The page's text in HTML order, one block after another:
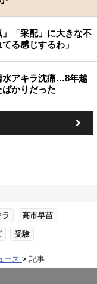
「采配」に大きな不
る感じするわ」
水アキラ沈痛…8年越
かりだった
高市早苗
受験
ース 記事